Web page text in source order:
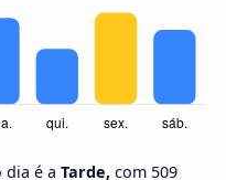
é a Tarde, com 509